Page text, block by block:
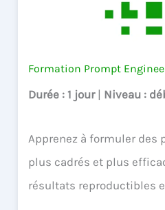
Formation Prompt
Durée : 1 jour | Niveau :
Apprenez à formuler des
plus cadrés et plus
résultats reproductibles